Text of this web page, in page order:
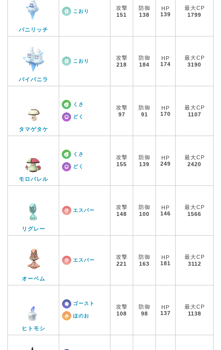
バニリッチ
こおり
攻撃
151
防御
138
HP
139
最大CP
1799
バイバニラ
こおり
攻撃
218
防御
184
HP
174
最大CP
3190
タマゲタケ
くさ
どく
攻撃
97
防御
91
HP
170
最大CP
1107
モロバレル
くさ
どく
攻撃
155
防御
139
HP
249
最大CP
2420
リグレー
エスパー
攻撃
148
防御
100
HP
146
最大CP
1566
オーベム
エスパー
攻撃
221
防御
163
HP
181
最大CP
3112
ヒトモシ
ゴースト
ほのお
攻撃
108
防御
98
HP
137
最大CP
1138